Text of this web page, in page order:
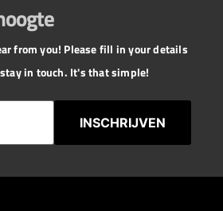
from you! Please fill in your details
in touch. It's that simple!
INSCHRIJVEN